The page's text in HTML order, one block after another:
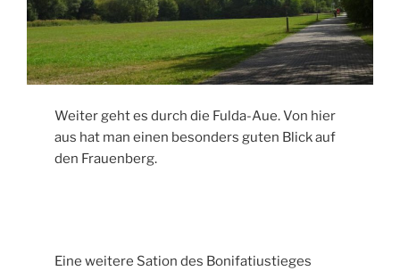
Weiter geht es durch die Fulda-Aue. Von hier
aus hat man einen besonders guten Blick auf
den Frauenberg.
Eine weitere Sation des Bonifatiustieges